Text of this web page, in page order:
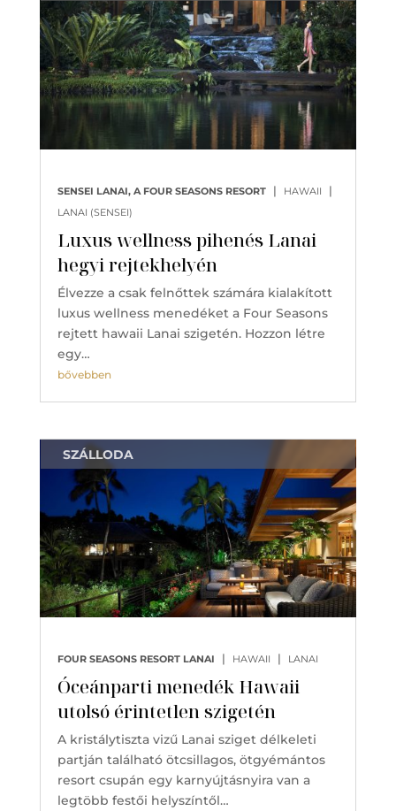
Luxus wellness pihenés Lanai
hegyi rejtekhelyén
SENSEI LANAI, A FOUR SEASONS RESORT | HAWAII |
LANAI (SENSEI)
Élvezze a csak felnőttek számára kialakított
luxus wellness menedéket a Four Seasons
rejtett hawaii Lanai szigetén. Hozzon létre
egy…
bővebben
Óceánparti menedék Hawaii
utolsó érintetlen szigetén
FOUR SEASONS RESORT LANAI | HAWAII | LANAI
SZÁLLODA
A kristálytiszta vizű Lanai sziget délkeleti
partján található ötcsillagos, ötgyémántos
resort csupán egy karnyújtásnyira van a
legtöbb festői helyszíntől…